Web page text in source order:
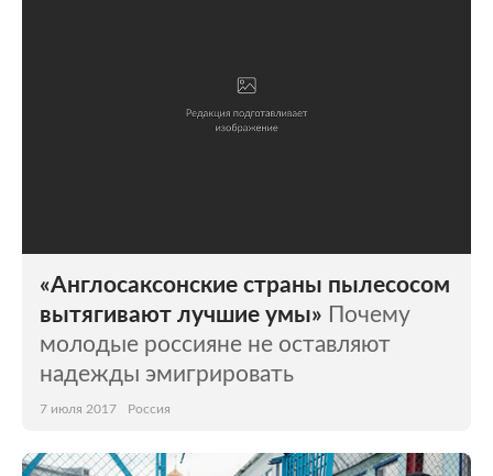
«Англосаксонские страны пылесосом
вытягивают лучшие умы» Почему
молодые россияне не оставляют
надежды эмигрировать
7 июля 2017 Россия